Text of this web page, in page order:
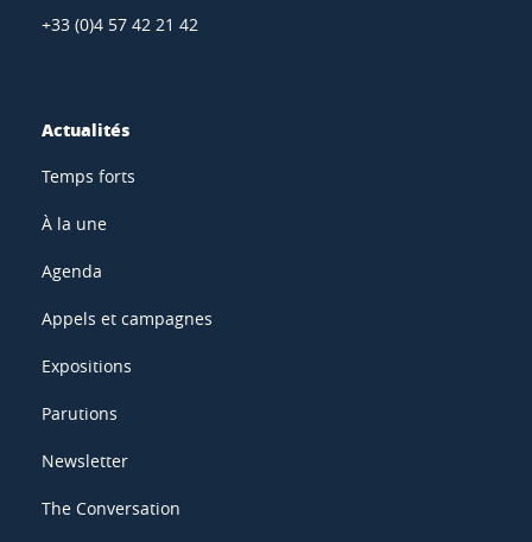
+33 (0)4 57 42 21 42
Actualités
Temps forts
À la une
Agenda
Appels et campagnes
Expositions
Parutions
Newsletter
The Conversation